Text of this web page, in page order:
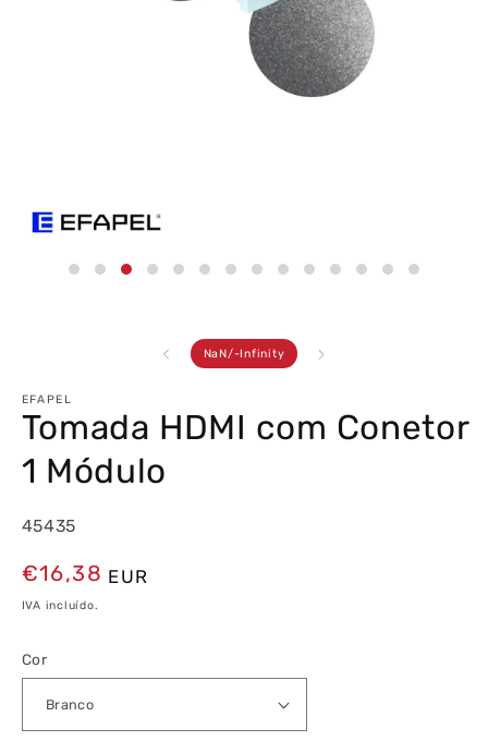
conteúdo
NaN/ de
-Infinity
EFAPEL
Tomada HDMI com Conetor
1 Módulo
45435
Preço
normal
€16,38 EUR
IVA incluído.
Cor